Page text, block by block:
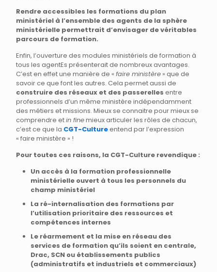
Rendre accessibles les formations du plan
ministériel à l’ensemble des agents de la sphère
ministérielle permettrait d’envisager de véritables
parcours de formation.
Enfin, l’ouverture des modules ministériels de formation à
tous les agentEs présenterait de nombreux avantages.
C’est en effet une manière de « faire ministère » que de
savoir ce que font les autres. Cela permet aussi de
construire des réseaux et des passerelles entre
professionnels d’un même ministère indépendamment
des métiers et missions. Mieux se connaitre pour mieux se
comprendre etin finemieux articuler les rôles de chacun,
c’est ce que la CGT-Cultureentend par l’expression
« faire ministère » !
Pour toutes ces raisons, la CGT-Culture revendique :
Un accès à la formation professionnelle
ministérielle ouvert à tous les personnels du
champ ministériel
La ré-internalisation des formations par
l’utilisation prioritaire des ressources et
compétences internes
Le réarmement et la mise en réseau des
services de formation qu’ils soient en centrale,
Drac, SCN ou établissements publics
(administratifs et industriels et commerciaux)